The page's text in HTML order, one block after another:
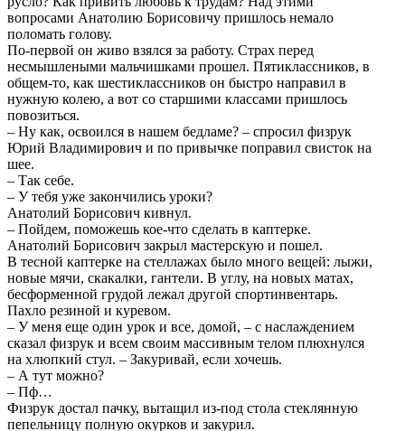
вопросами Анатолию Борисовичу пришлось немало
поломать голову.
По-первой он живо взялся за работу. Страх перед
несмышлеными мальчишками прошел. Пятиклассников, в
общем-то, как шестиклассников он быстро направил в
нужную колею, а вот со старшими классами пришлось
повозиться.
– Ну как, освоился в нашем бедламе? – спросил физрук
Юрий Владимирович и по привычке поправил свисток на
шее.
– Так себе.
– У тебя уже закончились уроки?
Анатолий Борисович кивнул.
– Пойдем, поможешь кое-что сделать в каптерке.
Анатолий Борисович закрыл мастерскую и пошел.
В тесной каптерке на стеллажах было много вещей: лыжи,
новые мячи, скакалки, гантели. В углу, на новых матах,
бесформенной грудой лежал другой спортинвентарь.
Пахло резиной и куревом.
– У меня еще один урок и все, домой, – с наслаждением
сказал физрук и всем своим массивным телом плюхнулся
на хлюпкий стул. – Закуривай, если хочешь.
– А тут можно?
– Пф…
Физрук достал пачку, вытащил из-под стола стеклянную
пепельницу полную окурков и закурил.